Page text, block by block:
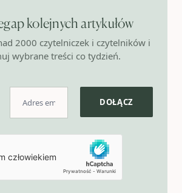
kolejnych artykułów
2000 czytelniczek i czytelników i
wybrane treści co tydzień.